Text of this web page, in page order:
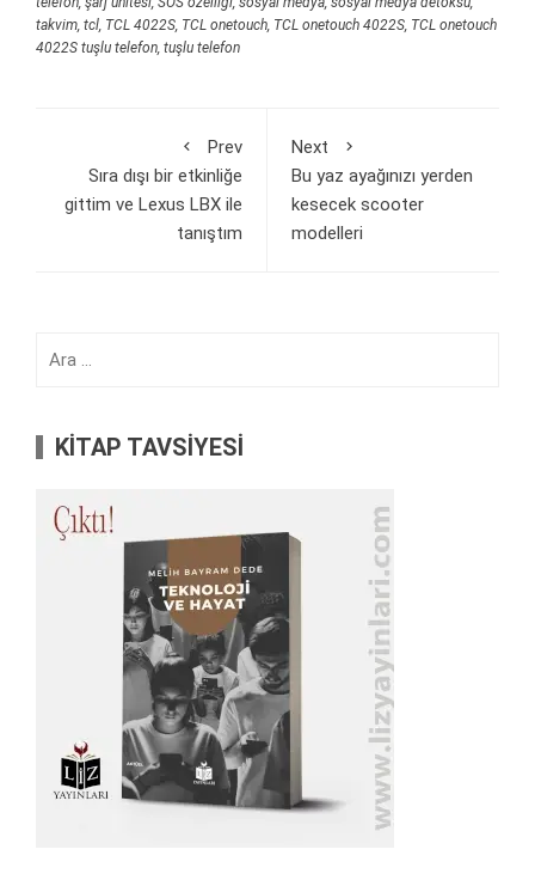
takvim, tcl, TCL 4022S, TCL onetouch, TCL onetouch 4022S, TCL onetouch
4022S tuşlu telefon, tuşlu telefon
Prev
Sıra dışı bir etkinliğe
gittim ve Lexus LBX ile
tanıştım
Next
Bu yaz ayağınızı yerden
kesecek scooter
modelleri
KİTAP TAVSİYESİ